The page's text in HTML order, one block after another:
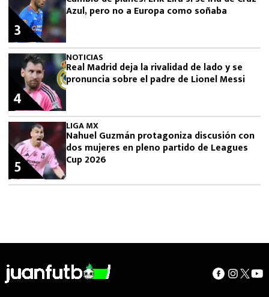
Azul, pero no a Europa como soñaba
3
NOTICIAS
Real Madrid deja la rivalidad de lado y se
pronuncia sobre el padre de Lionel Messi
4
LIGA MX
Nahuel Guzmán protagoniza discusión con
dos mujeres en pleno partido de Leagues
Cup 2026
5